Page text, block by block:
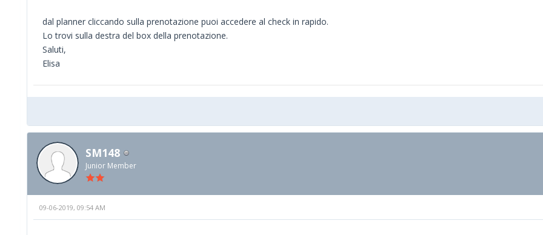
dal planner cliccando sulla prenotazione puoi accedere al check in rapido.
Lo trovi sulla destra del box della prenotazione.
Saluti,
Elisa
SM148
Junior Member
09-06-2019, 09:54 AM